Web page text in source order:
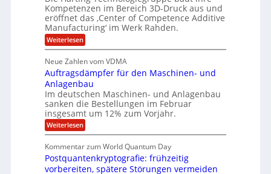
t
6
5
M
i
l
l
i
o
n
e
n
U
S
-
g
i
n
e
e
r
i
n
g
f
ü
r
M
E
s
i
o
n
3
.
2
i
m
m
t
A
p
s
o
l
u
t
S
a
u
e
r
e
s
i
g
w
i
r
d
C
h
i
e
f
C
Kompetenzen im Bereich 3D-Druck aus und
eröffnet das ‚Center of Competence Additive
Manufacturing‘ im Werk Rahden.
Weiterlesen:
H
r
t
i
n
g
e
r
ö
f
n
e
t
Neue Zahlen vom VDMA
Auftragsdämpfer für den Maschinen- und
Anlagenbau
Im deutschen Maschinen- und Anlagenbau
sanken die Bestellungen im Februar
insgesamt um 12% zum Vorjahr.
Weiterlesen:
A
f
t
r
Kommentar zum World Quantum Day
Postquantenkryptografie: frühzeitig
vorbereiten, spätere Störungen vermeiden